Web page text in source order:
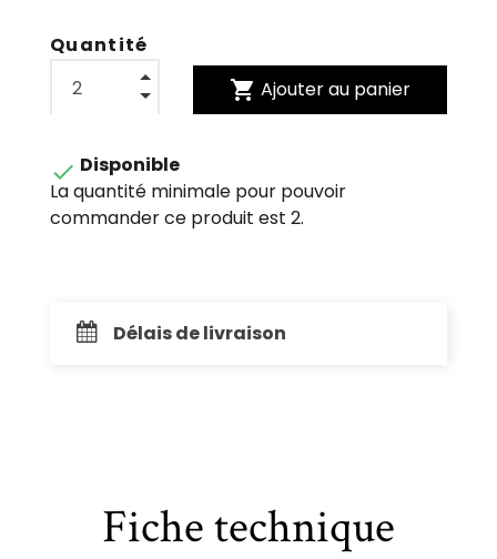
Quantité
shopping_cart Ajouter au panier
 Disponible
La quantité minimale pour pouvoir
commander ce produit est 2.
Délais de livraison
Fiche technique